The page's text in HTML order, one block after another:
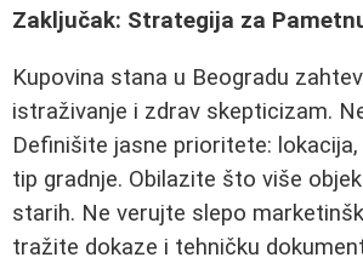
Zaključak: Strategija za
Kupovina stana u Beogradu
istraživanje i zdrav skepticizam.
Definišite jasne prioritete: lokacija,
tip gradnje. Obilazite što više
starih. Ne verujte slepo
tražite dokaze i tehničku